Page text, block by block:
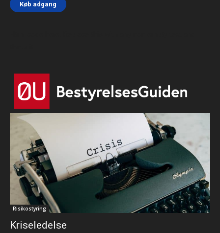
Køb adgang
Risikostyring
Kriseledelse